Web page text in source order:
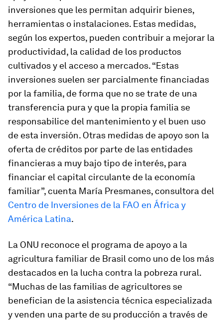
inversiones que les permitan adquirir bienes,
herramientas o instalaciones. Estas medidas,
según los expertos, pueden contribuir a mejorar la
productividad, la calidad de los productos
cultivados y el acceso a mercados. “Estas
inversiones suelen ser parcialmente financiadas
por la familia, de forma que no se trate de una
transferencia pura y que la propia familia se
responsabilice del mantenimiento y el buen uso
de esta inversión. Otras medidas de apoyo son la
oferta de créditos por parte de las entidades
financieras a muy bajo tipo de interés, para
financiar el capital circulante de la economía
familiar”, cuenta María Presmanes, consultora del
Centro de Inversiones de la FAO en África y
América Latina.
La ONU reconoce el programa de apoyo a la
agricultura familiar de Brasil como uno de los más
destacados en la lucha contra la pobreza rural.
“Muchas de las familias de agricultores se
benefician de la asistencia técnica especializada
y venden una parte de su producción a través de